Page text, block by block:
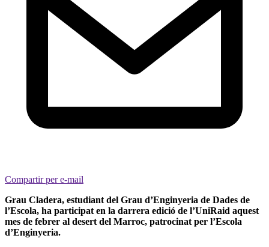
Compartir per e-mail
Grau Cladera, estudiant del Grau d’Enginyeria de Dades de
l’Escola, ha participat en la darrera edició de l’UniRaid aquest
mes de febrer al desert del Marroc, patrocinat per l’Escola
d’Enginyeria.